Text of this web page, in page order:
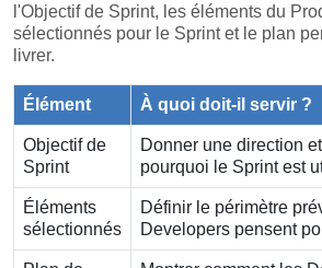
l'Objectif de Sprint, les éléments du
sélectionnés pour le Sprint et le plan
livrer.
Élément À quoi doit-il servir ?
Objectif de
Sprint
Donner une direction
pourquoi le Sprint est
Éléments
sélectionnés
Définir le périmètre
Developers pensent